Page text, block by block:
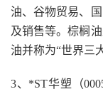
油、谷物贸易、
及销售等。棕榈
油并称为“世界三
3、*ST华塑（